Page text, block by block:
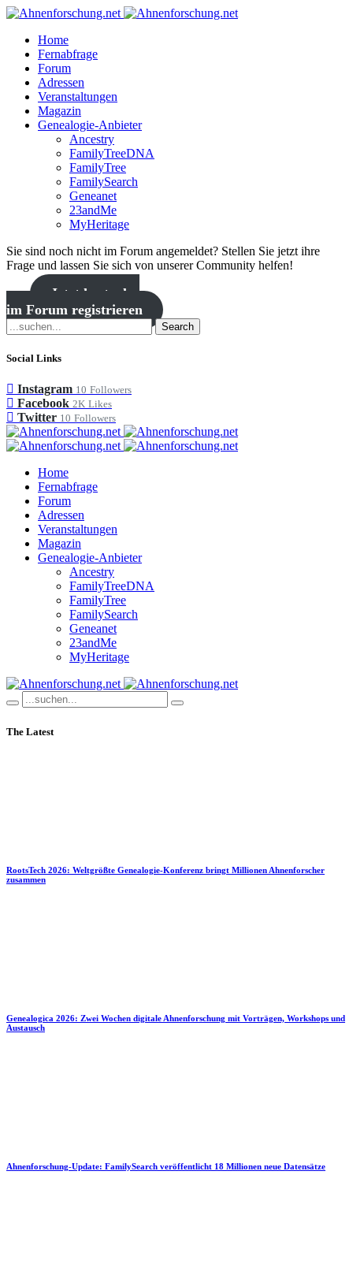
Home
Fernabfrage
Forum
Adressen
Veranstaltungen
Magazin
Genealogie-Anbieter
Ancestry
FamilyTreeDNA
FamilyTree
FamilySearch
Geneanet
23andMe
MyHeritage
Sie sind noch nicht im Forum angemeldet? Stellen Sie jetzt ihre
Frage und lassen Sie sich von unserer Community helfen!
Jetzt kostenlos
im Forum registrieren
Search
Social Links
Instagram 10 Followers
Facebook 2K Likes
Twitter 10 Followers
Home
Fernabfrage
Forum
Adressen
Veranstaltungen
Magazin
Genealogie-Anbieter
Ancestry
FamilyTreeDNA
FamilyTree
FamilySearch
Geneanet
23andMe
MyHeritage
The Latest
RootsTech 2026: Weltgrößte Genealogie-Konferenz bringt Millionen Ahnenforscher
zusammen
Genealogica 2026: Zwei Wochen digitale Ahnenforschung mit Vorträgen, Workshops und
Austausch
Ahnenforschung-Update: FamilySearch veröffentlicht 18 Millionen neue Datensätze